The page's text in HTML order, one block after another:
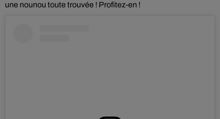
une nounou toute trouvée ! Profitez-en !